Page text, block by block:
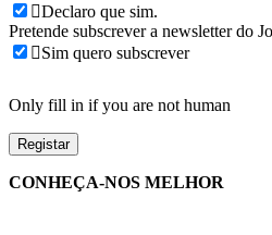
Declaro que sim.
Pretende subscrever a newsletter do
Sim quero subscrever
Only fill in if you are not human
CONHEÇA-NOS MELHOR